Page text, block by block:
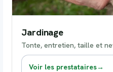
Jardinage
Tonte, entretien, taille et
Voir les prestataires→